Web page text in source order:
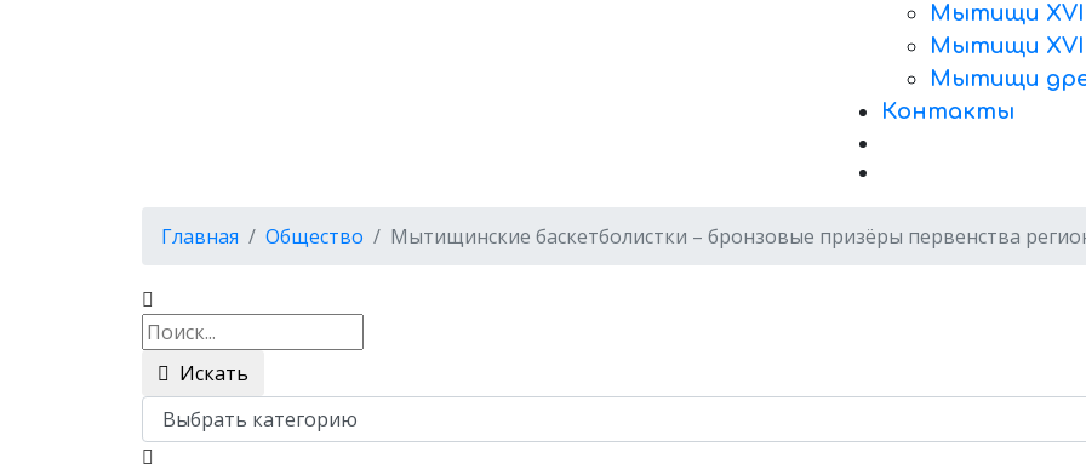
Мытищи
Мытищи XVI
Мытищи
Контакты
Главная Общество Мытищинские баскетболистки – бронзовые призёры первенства
Искать